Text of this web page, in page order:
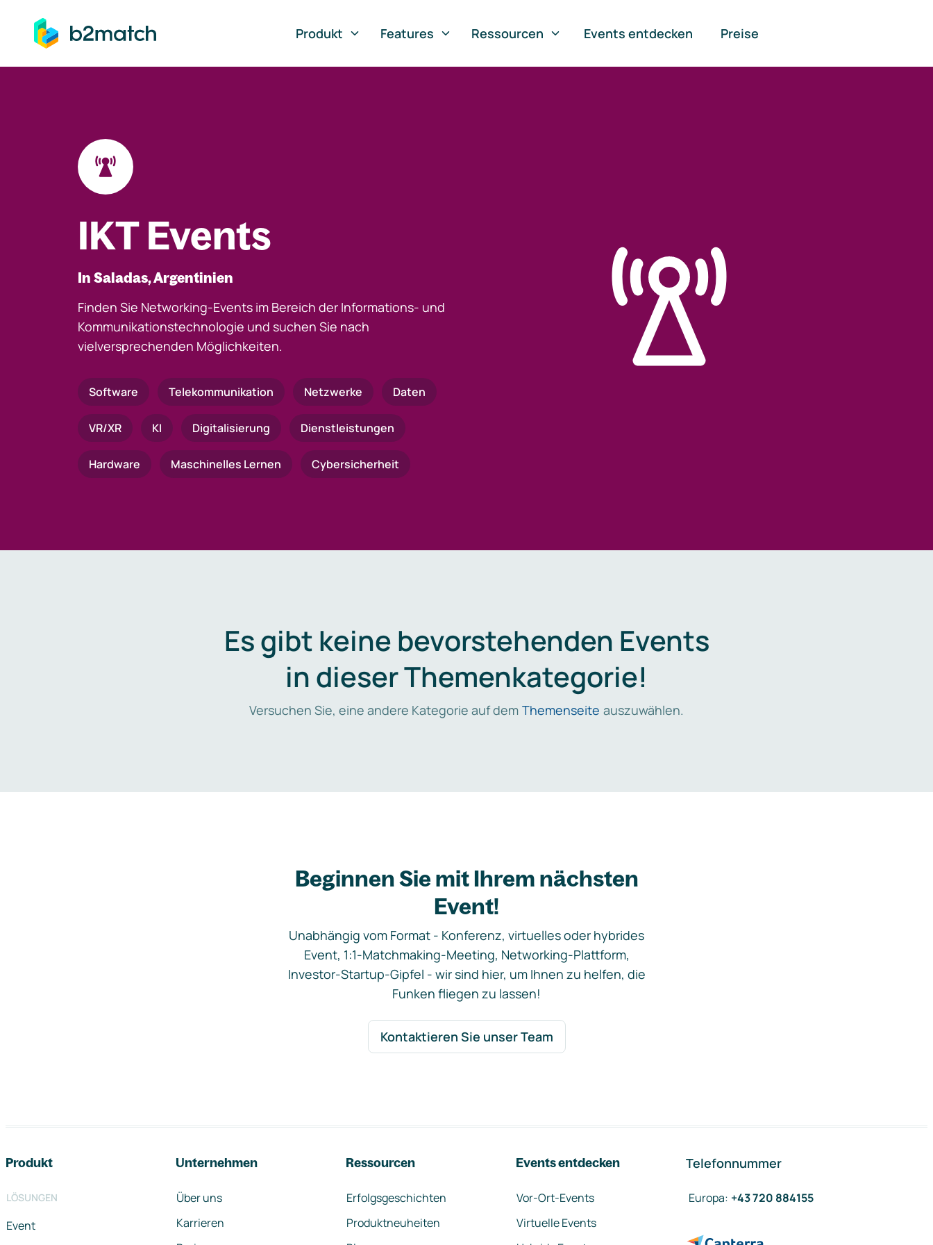
springen
Produkt
Features Ressourcen Events entdecken Preise
IKT Events
In Saladas, Argentinien
Finden Sie Networking-Events im Bereich der Informations- und
Kommunikationstechnologie und suchen Sie nach
vielversprechenden Möglichkeiten.
Software Telekommunikation Netzwerke Daten
VR/XR KI Digitalisierung Dienstleistungen
Hardware Maschinelles Lernen Cybersicherheit
Es gibt keine bevorstehenden Events
in dieser Themenkategorie!
Versuchen Sie, eine andere Kategorie auf dem Themenseite auszuwählen.
Beginnen Sie mit Ihrem nächsten
Event!
Unabhängig vom Format - Konferenz, virtuelles oder hybrides
Event, 1:1-Matchmaking-Meeting, Networking-Plattform,
Investor-Startup-Gipfel - wir sind hier, um Ihnen zu helfen, die
Funken fliegen zu lassen!
Kontaktieren Sie unser Team
Produkt
LÖSUNGEN
Event
Unternehmen
Über uns
Karrieren
Ressourcen
Erfolgsgeschichten
Produktneuheiten
Events entdecken
Vor-Ort-Events
Virtuelle Events
Telefonnummer
Europa: +43 720 884155